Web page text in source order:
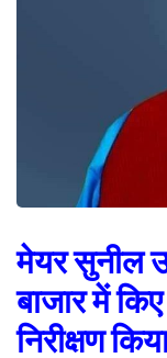
मेयर सुनील
बाजार में किए
निरीक्षण